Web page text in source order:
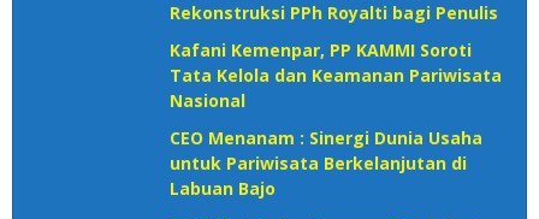
Rekonstruksi PPh Royalti bagi Penulis
Kafani Kemenpar, PP KAMMI Soroti
Tata Kelola dan Keamanan Pariwisata
Nasional‎
CEO Menanam : Sinergi Dunia Usaha
untuk Pariwisata Berkelanjutan di
Labuan Bajo